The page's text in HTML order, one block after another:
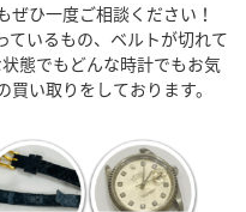
ひ一度ご相談ください！
ているもの、ベルトが切れて
態でもどんな時計でもお気
い取りをしております。